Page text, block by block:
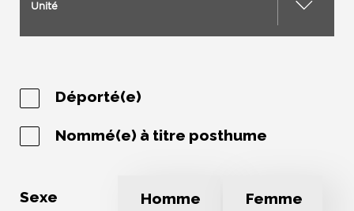
Unité
Déporté(e)
Nommé(e) à titre posthume
Sexe Homme Femme